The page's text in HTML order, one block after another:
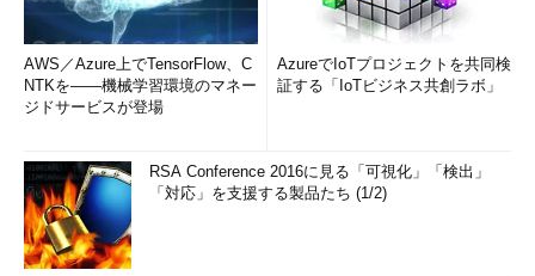
AWS／Azure上でTensorFlow、C
NTKを――機械学習環境のマネー
ジドサービスが登場
AzureでIoTプロジェクトを共同検
証する「IoTビジネス共創ラボ」
RSA Conference 2016に見る「可視化」「検出」
「対応」を支援する製品たち (1/2)